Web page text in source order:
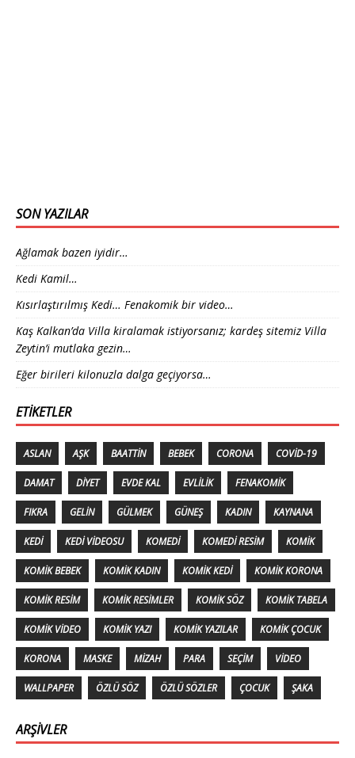
SON YAZILAR
Ağlamak bazen iyidir…
Kedi Kamil…
Kısırlaştırılmış Kedi… Fenakomik bir video…
Kaş Kalkan’da Villa kiralamak istiyorsanız; kardeş sitemiz Villa
Zeytin’i mutlaka gezin…
Eğer birileri kilonuzla dalga geçiyorsa…
ETIKETLER
ASLAN AŞK BAATTIN BEBEK CORONA COVID-19
DAMAT DIYET EVDE KAL EVLILIK FENAKOMIK
FIKRA GELIN GÜLMEK GÜNEŞ KADIN KAYNANA
KEDI KEDI VIDEOSU KOMEDI KOMEDI RESIM KOMIK
KOMIK BEBEK KOMIK KADIN KOMIK KEDI KOMIK KORONA
KOMIK RESIM KOMIK RESIMLER KOMIK SÖZ KOMIK TABELA
KOMIK VIDEO KOMIK YAZI KOMIK YAZILAR KOMIK ÇOCUK
KORONA MASKE MIZAH PARA SEÇIM VIDEO
WALLPAPER ÖZLÜ SÖZ ÖZLÜ SÖZLER ÇOCUK ŞAKA
ARŞIVLER